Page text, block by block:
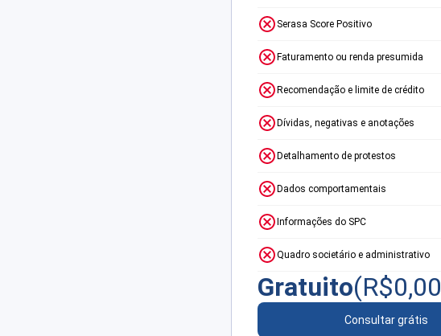
Serasa Score Positivo
Faturamento ou renda presumida
Recomendação e limite de crédito
Dívidas, negativas e anotações
Detalhamento de protestos
Dados comportamentais
Informações do SPC
Quadro societário e administrativo
Gratuito(R$0,00
Consultar grátis